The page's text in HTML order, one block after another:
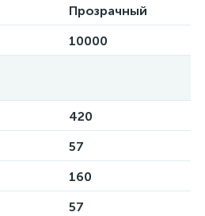
Прозрачный
10000
420
57
160
57